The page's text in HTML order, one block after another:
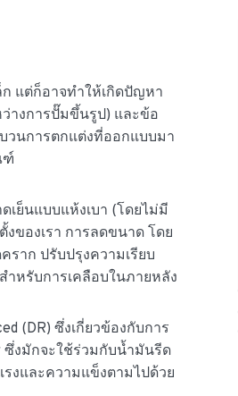
แต่ก็อาจทำให้เกิดปัญหา
างการปั๊มขึ้นรูป) และข้อ
วนการตกแต่งที่ออกแบบมา
ฑ์
ย็นแบบแห้งเบา (โดยไม่มี
ของเรา การลดขนาด โดย
ราก ปรับปรุงความเรียบ
หรับการเคลือบในภายหลัง
(DR) ซึ่งเกี่ยวข้องกับการ
งมักจะใช้ร่วมกับน้ำมันรีด
งและความแข็งตามไปด้วย